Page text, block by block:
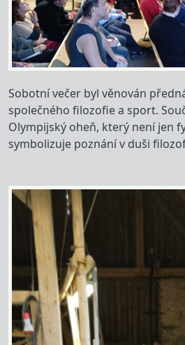
Sobotní večer byl věnován
společného filozofie a sport.
Olympijský oheň, který není jen
symbolizuje poznání v duši
Image